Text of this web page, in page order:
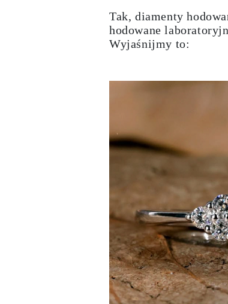
Przewodnik po Diamentach
Przelicznik Rozmiarów Diamentów
Certyfikacja
Rozmiary łańcuszków bransoletek
O nas
Najczęściej zadawane pytania
Projektowanie na zamówienie
Zwroty
Naprawa i Przeróbka rozmiaru
Mapa zasięgu dostaw
Metody płatności
Pielęgnacja biżuterii
Tak, diamenty
hodowane
Wyjaśnijmy to: